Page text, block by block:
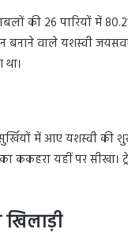
की 26 पारियों में
वाले यशस्वी
में आए यशस्वी की
ककहरा यहीं पर सीखा।